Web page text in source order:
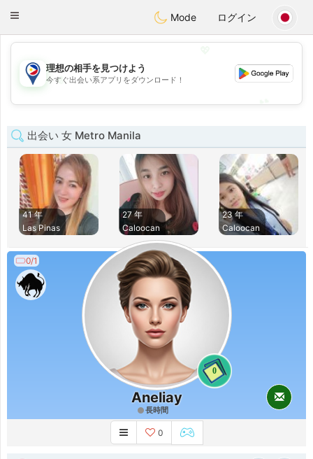
PhilippinesChat
Toggle
Mode ログイン
💖
💕
理想の相手を見つけよう
今すぐ出会い系アプリをダウンロード！
出会い 女 Metro Manila
41 年
Las Pinas
27 年
Caloocan
23 年
Caloocan
0/1
0
Aneliay
長時間
0